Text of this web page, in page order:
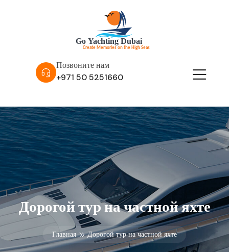
Позвоните нам
+971 50 5251660
Дорогой тур на частной яхте
Главная Дорогой тур на частной яхте